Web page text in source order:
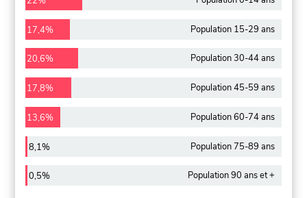
17,4% Population 15-29 ans
20,6% Population 30-44 ans
17,8% Population 45-59 ans
13,6% Population 60-74 ans
8,1% Population 75-89 ans
0,5% Population 90 ans et +